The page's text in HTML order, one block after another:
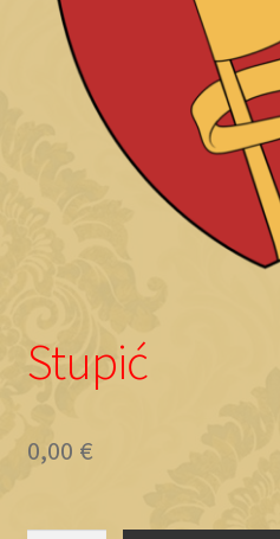
Objave
Stupić
0,00 €